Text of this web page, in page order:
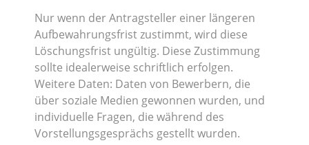
Nur wenn der Antragsteller einer längeren
Aufbewahrungsfrist zustimmt, wird diese
Löschungsfrist ungültig. Diese Zustimmung
sollte idealerweise schriftlich erfolgen.
Weitere Daten: Daten von Bewerbern, die
über soziale Medien gewonnen wurden, und
individuelle Fragen, die während des
Vorstellungsgesprächs gestellt wurden.